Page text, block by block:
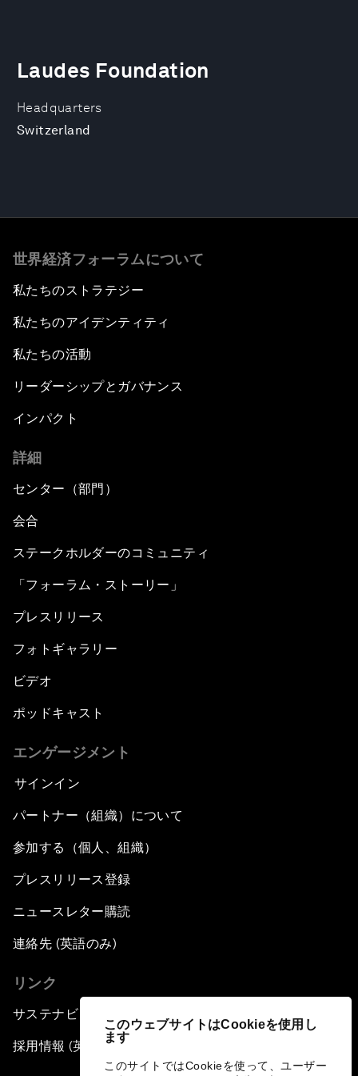
このウェブサイトはCookieを使用し
ます
このサイトではCookieを使って、ユーザー
Headquarters
Switzerland
Laudes Foundation
世界経済フォーラムについて
私たちのストラテジー
私たちのアイデンティティ
私たちの活動
リーダーシップとガバナンス
インパクト
詳細
センター（部門）
会合
ステークホルダーのコミュニティ
「フォーラム・ストーリー」
プレスリリース
フォトギャラリー
ビデオ
ポッドキャスト
エンゲージメント
サインイン
パートナー（組織）について
参加する（個人、組織）
プレスリリース登録
ニュースレター購読
連絡先 (英語のみ)
リンク
サステナビリティへの取り組み
採用情報 (英語のみ)